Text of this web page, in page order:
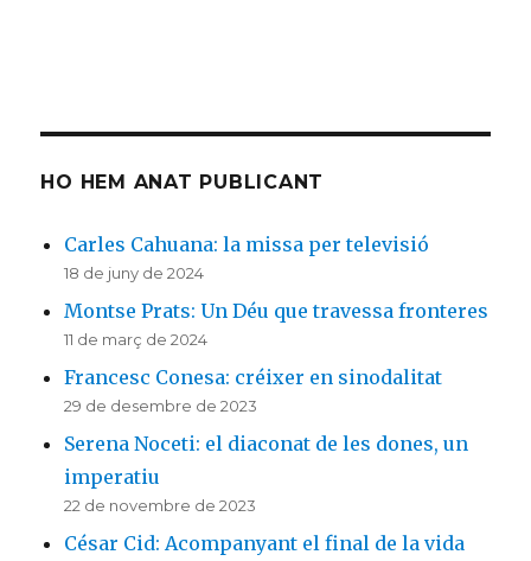
HO HEM ANAT PUBLICANT
Carles Cahuana: la missa per televisió
18 de juny de 2024
Montse Prats: Un Déu que travessa fronteres
11 de març de 2024
Francesc Conesa: créixer en sinodalitat
29 de desembre de 2023
Serena Noceti: el diaconat de les dones, un
imperatiu
22 de novembre de 2023
César Cid: Acompanyant el final de la vida